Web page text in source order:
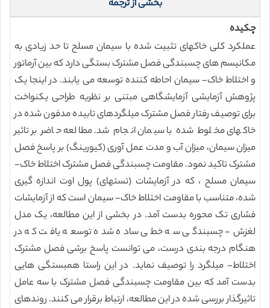
بخشی از ترجمه
چکیده
عملکرد کلی خاکهای تثبیت شده با سیمان مسلح تا حد زیادی به
مکانیسم های چسبندگی فصل مشترک بستگی دارد که بین آرماتور
و اختلاط خاک- سیمان احاطه کننده توسعه می یابند. در اینجا یک
پژوهش آزمایشی آزمایشگاهی مبتنی بر نظریه طراحی یکنواخت
برای توصیف رفتار فصل مشترک میلگردهای تابیده مدفون شده در
خاکهای مخلوط شده با سیمان انجام شد. مطالعه حاضر بر تاثیر
میزان سیمان، میزان آب و مدت عمل آوری (کیورینگ) بر پاسخ فصل
مشترک تاکید نمود. مقاومت چسبندگی فصل مشترک اختلاط خاک-
سیمان مسلح ، که در آزمایشات (تستهای) پول اوت اندازه گیری
شده، متناسب با مقاومت اختلاط خاک- سیمان است که از آزمایشات
فشاری تک محوره بدست آمد. در بخشی از این مطالعه، یک مدل
لغزش- چسبندگی سه خطی ساده شده توسعه یافت که در
هنگام درجه بندی درست، می توانست پاسخ برشی فصل مشترک
اختلاط- میلگرد را توصیف نماید. در این راستا همبستگی هایی
بدست آمد که بین مقاومت چسبندگی فصل مشترک با سه عامل
تاثیرگذار بررسی شده در این مطالعه، ارتباط برقرار می کنند. روندهای